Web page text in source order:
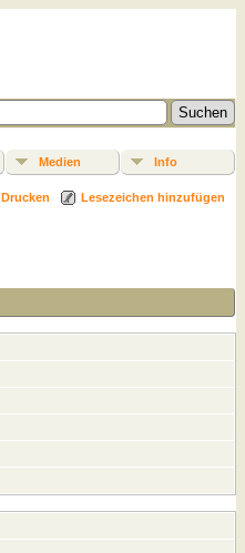
Medien Info
Drucken Lesezeichen hinzufügen